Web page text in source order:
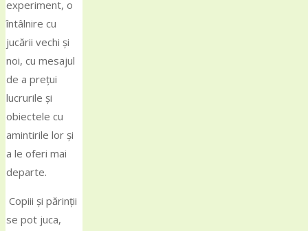
experiment, o
întâlnire cu
jucării vechi și
noi, cu mesajul
de a prețui
lucrurile și
obiectele cu
amintirile lor și
a le oferi mai
departe.
Copiii și părinții
se pot juca,